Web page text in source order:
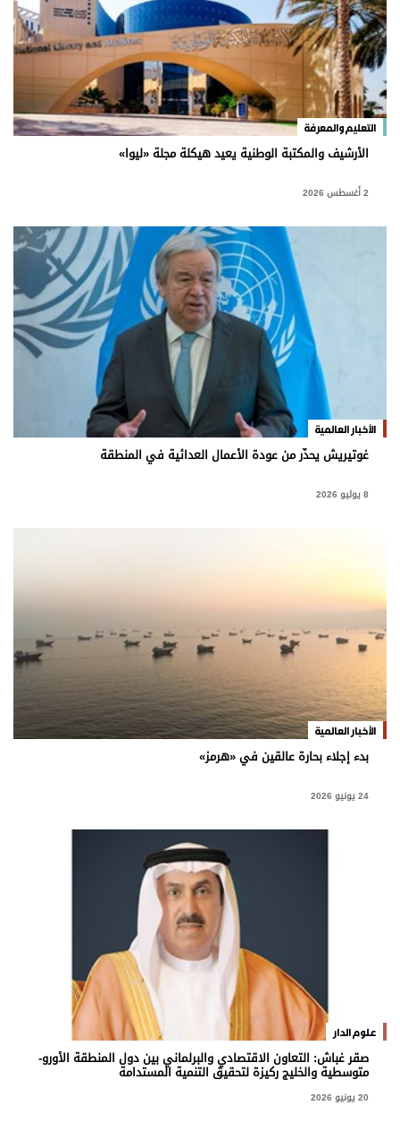
الترفيه
التعليم والمعرفة
الذكاء الاصطناعي
تغطيات
فيديو
عدد اليوم
التعليم والمعرفة
الأرشيف والمكتبة الوطنية يعيد هيكلة مجلة «ليوا»
2 أغسطس 2026
الأخبار العالمية
غوتيريش يحذّر من عودة الأعمال العدائية في المنطقة
8 يوليو 2026
الأخبار العالمية
بدء إجلاء بحارة عالقين في «هرمز»
24 يونيو 2026
علوم الدار
صقر غباش: التعاون الاقتصادي والبرلماني بين دول المنطقة الأورو-
متوسطية والخليج ركيزة لتحقيق التنمية المستدامة
20 يونيو 2026